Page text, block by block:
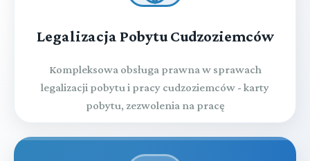
Legalizacja Pobytu Cudzoziemców
Kompleksowa obsługa prawna w sprawach
legalizacji pobytu i pracy cudzoziemców - karty
pobytu, zezwolenia na pracę